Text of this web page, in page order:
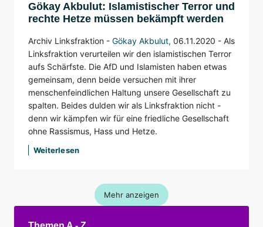
Gökay Akbulut: Islamistischer Terror und
rechte Hetze müssen bekämpft werden
Archiv Linksfraktion - Gökay Akbulut, 06.11.2020 - Als
Linksfraktion verurteilen wir den islamistischen Terror
aufs Schärfste. Die AfD und Islamisten haben etwas
gemeinsam, denn beide versuchen mit ihrer
menschenfeindlichen Haltung unsere Gesellschaft zu
spalten. Beides dulden wir als Linksfraktion nicht -
denn wir kämpfen wir für eine friedliche Gesellschaft
ohne Rassismus, Hass und Hetze.
Weiterlesen
Mehr anzeigen